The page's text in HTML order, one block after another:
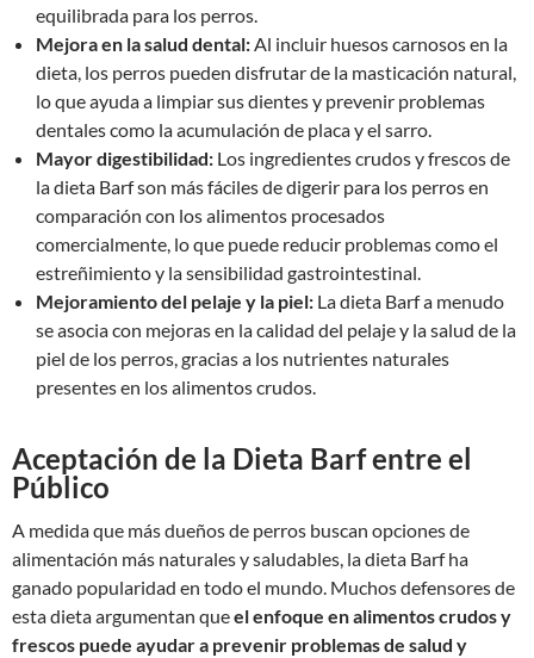
equilibrada para los perros.
Mejora en la salud dental:Al incluir huesos carnosos en la
dieta, los perros pueden disfrutar de la masticación natural,
lo que ayuda a limpiar sus dientes y prevenir problemas
dentales como la acumulación de placa y el sarro.
Mayor digestibilidad: Los ingredientes crudos y frescos de
la dieta Barf son más fáciles de digerir para los perros en
comparación con los alimentos procesados
comercialmente, lo que puede reducir problemas como el
estreñimiento y la sensibilidad gastrointestinal.
Mejoramiento del pelaje y la piel: La dieta Barf a menudo
se asocia con mejoras en la calidad del pelaje y la salud de la
piel de los perros, gracias a los nutrientes naturales
presentes en los alimentos crudos.
Aceptación de la Dieta Barf entre el
Público
A medida que más dueños de perros buscan opciones de
alimentación más naturales y saludables, la dieta Barf ha
ganado popularidad en todo el mundo. Muchos defensores de
esta dieta argumentan queel enfoque en alimentos crudos y
frescos puede ayudar a prevenir problemas de salud y